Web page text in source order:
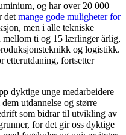
og har over 20 000
det mange gode muligheter for
men i alle tekniske
mellom ti og 15 lærlinger årlig,
og logistikk.
etterutdaning, fortsetter
dyktige unge medarbeidere
utdannelse og større
som bidrar til utvikling av
for det gir oss dyktige